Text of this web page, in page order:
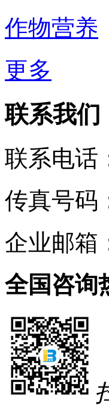
作物营养
更多
联系我们
联系电话
传真号码
企业邮箱
全国咨询